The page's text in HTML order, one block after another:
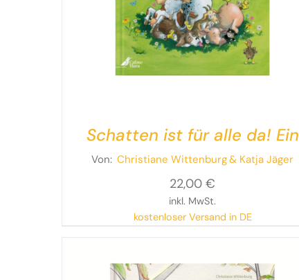
Schatten ist für alle da! Ein
tierisch demokratisches
Bilderbuch
Von: Christiane Wittenburg& Katja Jäger
22,00€
inkl. MwSt.
kostenloser Versand in DE